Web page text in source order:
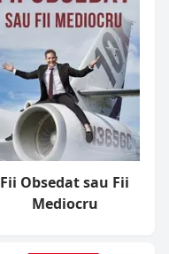
Fii Obsedat sau Fii
Mediocru